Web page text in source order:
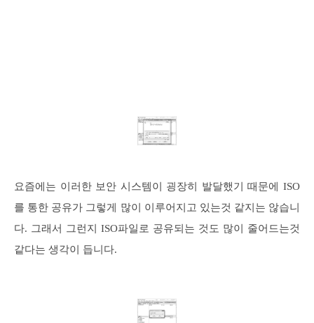
요즘에는 이러한 보안 시스템이 굉장히 발달했기 때문에 ISO
를 통한 공유가 그렇게 많이 이루어지고 있는것 같지는 않습니
다. 그래서 그런지 ISO파일로 공유되는 것도 많이 줄어드는것
같다는 생각이 듭니다.